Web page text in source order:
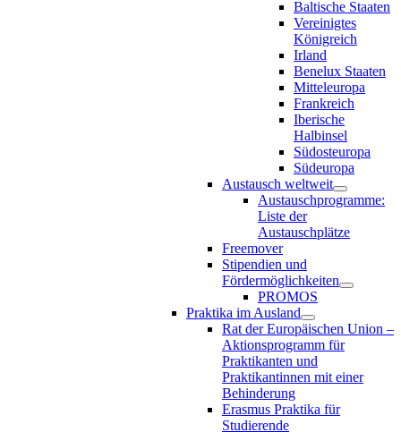
Baltische Staaten
Vereinigtes
Königreich
Irland
Benelux Staaten
Mitteleuropa
Frankreich
Iberische
Halbinsel
Südosteuropa
Südeuropa
Austausch weltweit
Austauschprogramme:
Liste der
Austauschplätze
Freemover
Stipendien und
Fördermöglichkeiten
PROMOS
Praktika im Ausland
Rat der Europäischen Union –
Aktionsprogramm für
Praktikanten und
Praktikantinnen mit einer
Behinderung
Erasmus Praktika für
Studierende